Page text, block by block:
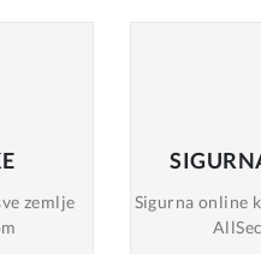
zemlje
Sigurna online